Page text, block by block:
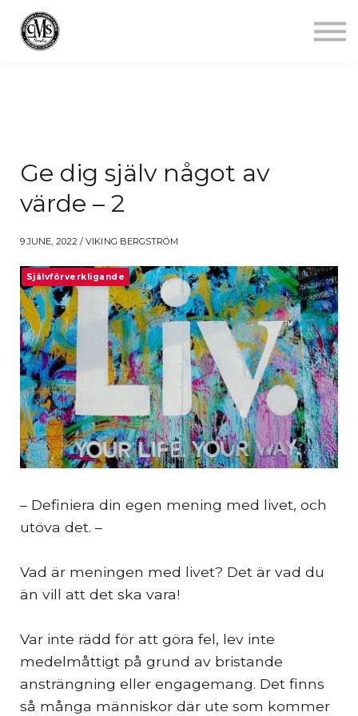
Ge dig själv något av
värde – 2
9 JUNE, 2022 / VIKING BERGSTRÖM
Självförverkligande
– Definiera din egen mening med livet, och
utöva det. –
Vad är meningen med livet? Det är vad du
än vill att det ska vara!
Var inte rädd för att göra fel, lev inte
medelmåttigt på grund av bristande
ansträngning eller engagemang. Det finns
så många människor där ute som kommer